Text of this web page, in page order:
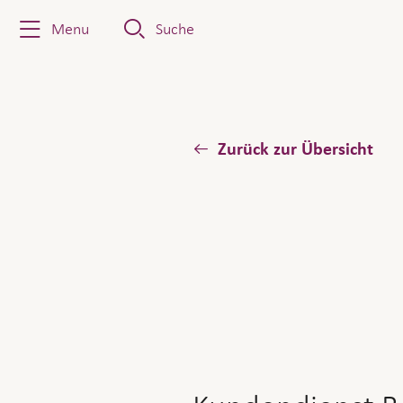
Menu Suche
Zurück zur Übersicht